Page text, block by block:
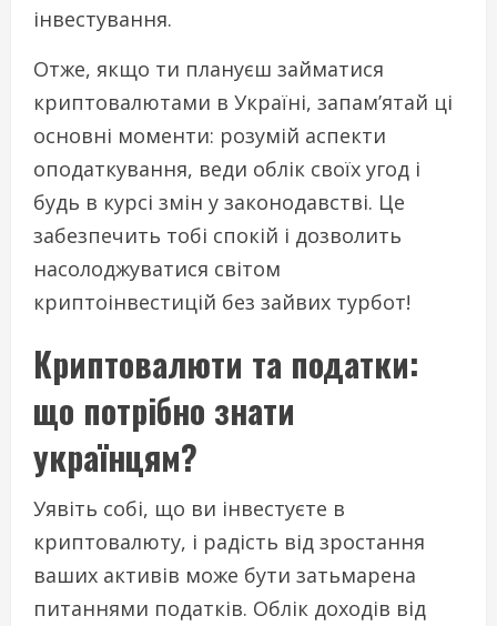
інвестування.
Отже, якщо ти плануєш займатися
криптовалютами в Україні, запам’ятай ці
основні моменти: розумій аспекти
оподаткування, веди облік своїх угод і
будь в курсі змін у законодавстві. Це
забезпечить тобі спокій і дозволить
насолоджуватися світом
криптоінвестицій без зайвих турбот!
Криптовалюти та податки:
що потрібно знати
українцям?
Уявіть собі, що ви інвестуєте в
криптовалюту, і радість від зростання
ваших активів може бути затьмарена
питаннями податків. Облік доходів від